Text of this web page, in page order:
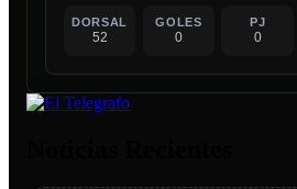
DORSAL
52
GOLES
0
PJ
0